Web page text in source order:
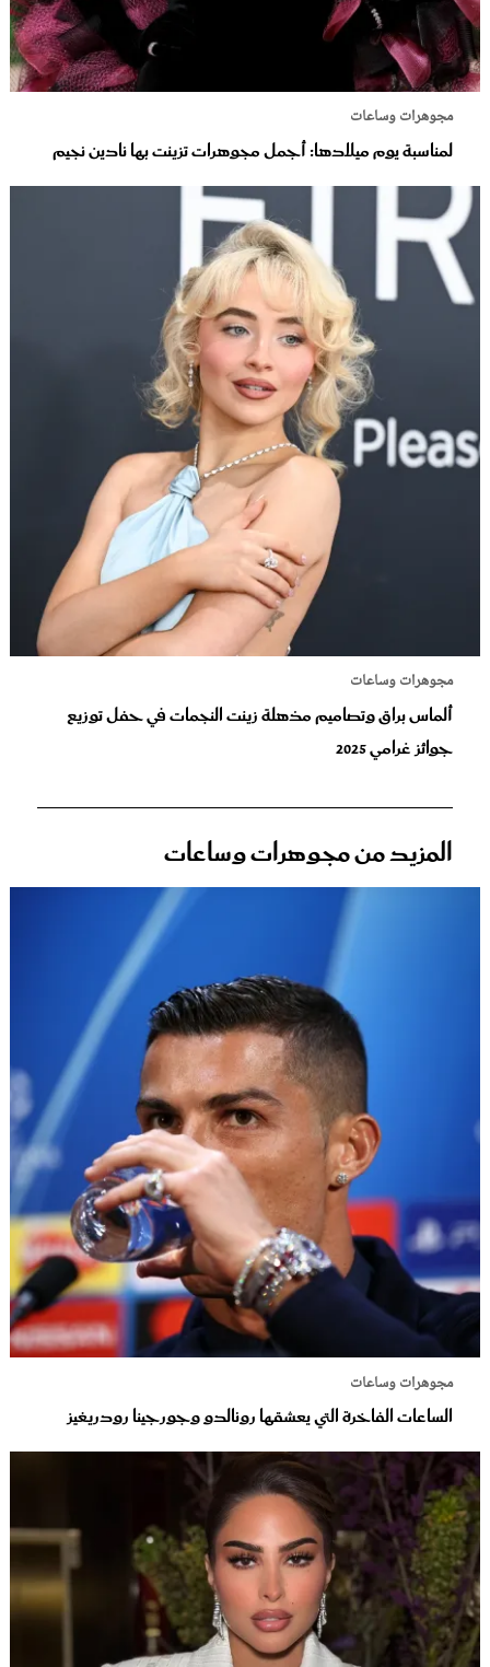
مجوهرات وساعات
لمناسبة يوم ميلادها: أجمل مجوهرات تزينت بها نادين نجيم
مجوهرات وساعات
ألماس براق وتصاميم مذهلة زينت النجمات في حفل توزيع
جوائز غرامي 2025
المزيد من مجوهرات وساعات
مجوهرات وساعات
الساعات الفاخرة التي يعشقها رونالدو وجورجينا رودريغيز